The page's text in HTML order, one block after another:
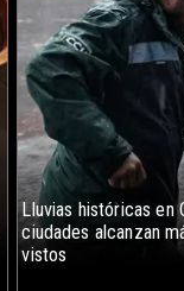
Lluvias históricas en
ciudades alcanzan
vistos